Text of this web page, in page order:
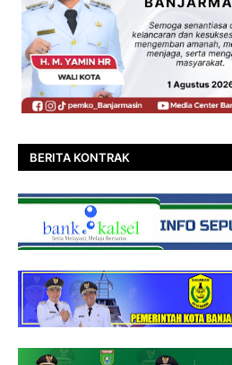
BERITA KONTRAK